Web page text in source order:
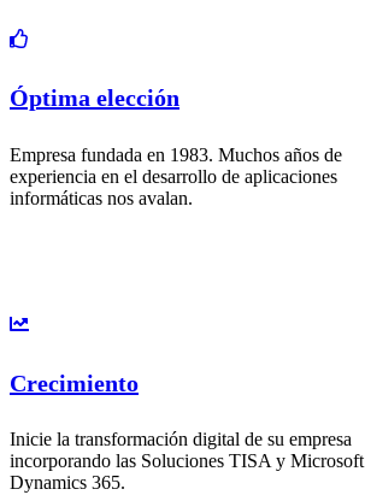
Óptima elección
Empresa fundada en 1983. Muchos años de
experiencia en el desarrollo de aplicaciones
informáticas nos avalan.
Crecimiento
Inicie la transformación digital de su empresa
incorporando las Soluciones TISA y Microsoft
Dynamics 365.